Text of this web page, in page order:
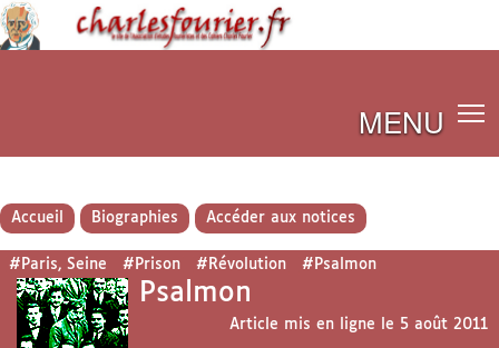
MENU
Accueil Biographies Accéder aux notices
#Paris, Seine #Prison #Révolution #Psalmon
Psalmon
Article mis en ligne le 5 août 2011